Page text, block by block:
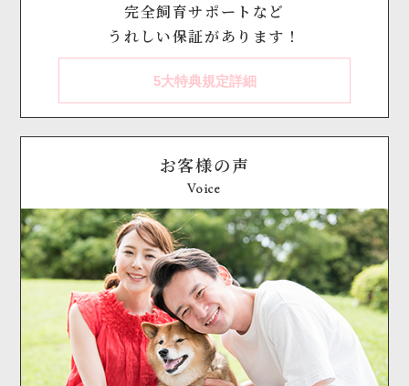
完全飼育サポートなど
うれしい保証があります！
5大特典規定詳細
お客様の声
Voice